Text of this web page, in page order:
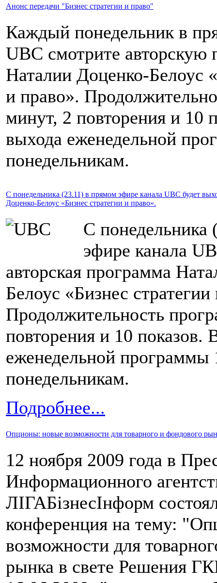
Анонс передачи "Бизнес стратегии и право"
Каждый понедельник в
UBC смотрите авторскую
Наталии Доценко-Белоус
и право».
минут, 2 повторения и 10
выхода еженедельной
понедельникам.
С понедельника (23.11) в прямом эфире канала UBC будет
Доценко-Белоус «Бизнес стратегии и право».
С
эфире канала
авторская программа
Белоус «Бизнес
Продолжительность
повторения и 10 показов.
еженедельной программы
понедельникам.
Подробнее...
Опционы: новые возможности для товарного и фондового
12 ноября 2009 года в
Информационного
ЛІГАБізнесІнформ
конференция на тему:
возможности для
рынка в свете Решения